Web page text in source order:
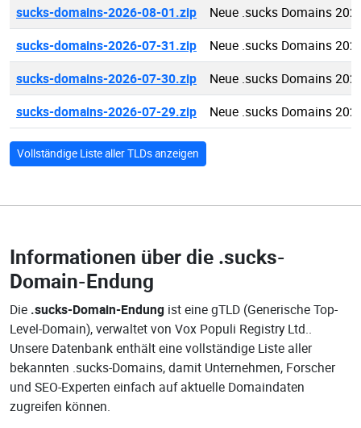
sucks-domains-2026-08-01.zip
Neue .sucks Domains
sucks-domains-2026-07-31.zip
Neue .sucks Domains
sucks-domains-2026-07-30.zip
Neue .sucks Domains
sucks-domains-2026-07-29.zip
Neue .sucks Domains
Vollständige Liste aller TLDs anzeigen
Informationen über die .sucks-
Domain-Endung
Die .sucks-Domain-Endung ist eine gTLD (Generische Top-
Level-Domain), verwaltet von Vox Populi Registry Ltd..
Unsere Datenbank enthält eine vollständige Liste aller
bekannten .sucks-Domains, damit Unternehmen, Forscher
und SEO-Experten einfach auf aktuelle Domaindaten
zugreifen können.